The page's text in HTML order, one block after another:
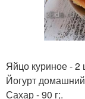
Яйцо куриное - 2
Йогурт
Сахар - 90 г;.